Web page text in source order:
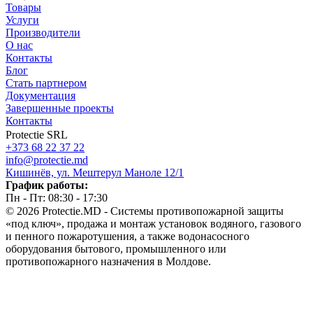
Товары
Услуги
Производители
О нас
Контакты
Блог
Стать партнером
Документация
Завершенные проекты
Контакты
Protectie SRL
+373 68 22 37 22
info@protectie.md
Кишинёв, ул. Мештерул Маноле 12/1
График работы:
Пн - Пт: 08:30 - 17:30
© 2026 Protectie.MD - Системы противопожарной защиты
«под ключ», продажа и монтаж установок водяного, газового
и пенного пожаротушения, а также водонасосного
оборудования бытового, промышленного или
противопожарного назначения в Молдове.